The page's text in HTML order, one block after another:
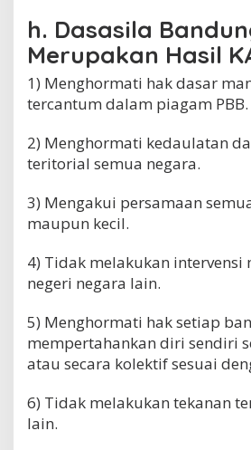
h. Dasasila
Merupakan Hasil
1) Menghormati hak dasar
tercantum dalam piagam PBB.
2) Menghormati kedaulatan
teritorial semua negara.
3) Mengakui persamaan
maupun kecil.
4) Tidak melakukan intervensi
negeri negara lain.
5) Menghormati hak setiap
mempertahankan diri sendiri
atau secara kolektif sesuai
6) Tidak melakukan tekanan
lain.